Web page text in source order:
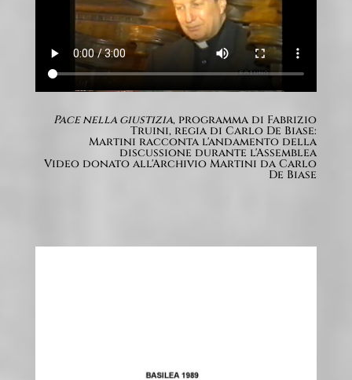
Pace nella giustizia, programma di Fabrizio
Truini, regia di Carlo De Biase:
Martini racconta l'andamento della
discussione durante l'Assemblea
Video donato all'Archivio Martini da Carlo
De Biase